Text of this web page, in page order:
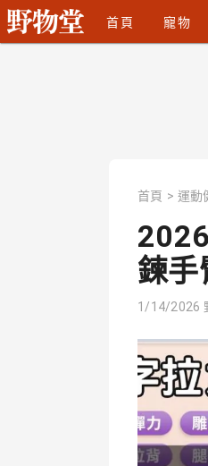
首頁 寵物
首頁 > 運動
鍊手
1/14/2026